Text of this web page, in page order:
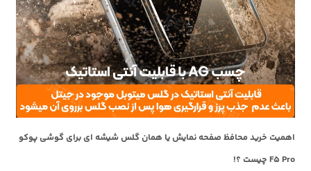
اهمیت خرید محافظ صفحه نمایش یا همان گلس شیشه ای برای گوشی پوکو
F5 Pro چیست ؟!